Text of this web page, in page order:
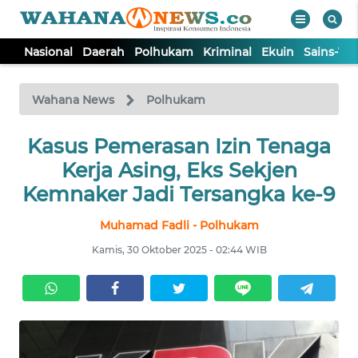
Nasional Daerah Polhukam Kriminal Ekuin Sains-
Wahana News Polhukam
Kasus Pemerasan Izin Tenaga
Kerja Asing, Eks Sekjen
Kemnaker Jadi Tersangka ke-9
Muhamad Fadli - Polhukam
Kamis, 30 Oktober 2025 - 02:44 WIB
TV
Tutup
NASIONAL
DAERAH
KRIMINAL
EKUIN